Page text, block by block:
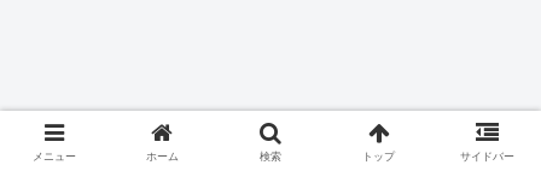
メニュー ホーム 検索 トップ サイドバー